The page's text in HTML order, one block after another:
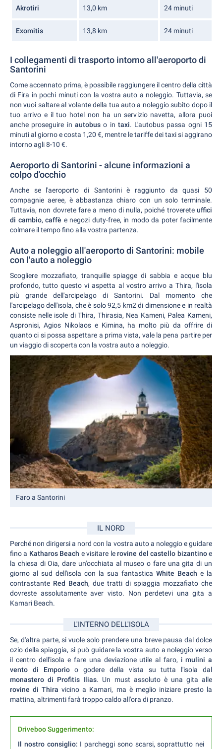
Akrotiri 13,0 km 24 minuti
Exomitis 13,8 km 24 minuti
I collegamenti di trasporto intorno all'aeroporto di
Santorini
Come accennato prima, è possibile raggiungere il centro della città
di Fira in pochi minuti con la vostra auto a noleggio. Tuttavia, se
non vuoi saltare al volante della tua auto a noleggio subito dopo il
tuo arrivo e il tuo hotel non ha un servizio navetta, allora puoi
anche proseguire in autobuso in taxi. L'autobus passa ogni 15
minuti al giorno e costa 1,20 €, mentre le tariffe dei taxi si aggirano
intorno agli 8-10 €.
Aeroporto di Santorini - alcune informazioni a
colpo d'occhio
Anche se l'aeroporto di Santorini è raggiunto da quasi 50
compagnie aeree, è abbastanza chiaro con un solo terminale.
Tuttavia, non dovrete fare a meno di nulla, poiché troverete uffici
di cambio, caffè e negozi duty-free, in modo da poter facilmente
colmare il tempo fino alla vostra partenza.
Auto a noleggio all'aeroporto di Santorini: mobile
con l'auto a noleggio
Scogliere mozzafiato, tranquille spiagge di sabbia e acque blu
profondo, tutto questo vi aspetta al vostro arrivo a Thira, l'isola
più grande dell'arcipelago di Santorini. Dal momento che
l'arcipelago dell'isola, che è solo 92,5 km2 di dimensione e in realtà
consiste nelle isole di Thira, Thirasia, Nea Kameni, Palea Kameni,
Aspronisi, Agios Nikolaos e Kimina, ha molto più da offrire di
quanto ci si possa aspettare a prima vista, vale la pena partire per
un viaggio di scoperta con la vostra auto a noleggio.
Faro a Santorini
IL NORD
Perché non dirigersi a nord con la vostra auto a noleggio e guidare
fino a Katharos Beach e visitare lerovine del castello bizantinoe
la chiesa di Oia, dare un'occhiata al museo o fare una gita di un
giorno al sud dell'isola con la sua fantastica White Beach e la
contrastante Red Beach, due tratti di spiaggia mozzafiato che
dovreste assolutamente aver visto. Non perdetevi una gita a
Kamari Beach.
L'INTERNO DELL'ISOLA
Se, d'altra parte, si vuole solo prendere una breve pausa dal dolce
ozio della spiaggia, si può guidare la vostra auto a noleggio verso
il centro dell'isola e fare una deviazione utile al faro, imulini a
vento di Emporioo godere della vista su tutta l'isola dal
monastero di Profitis Ilias. Un must assoluto è una gita alle
rovine di Thira vicino a Kamari, ma è meglio iniziare presto la
mattina, altrimenti farà troppo caldo all'ora di pranzo.
Driveboo Suggerimento:
Il nostro consiglio: I parcheggi sono scarsi, soprattutto nei